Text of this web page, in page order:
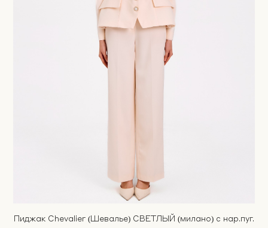
Пиджак Chevalier (Шевалье) СВЕТЛЫЙ (милано) c нар.пуг.